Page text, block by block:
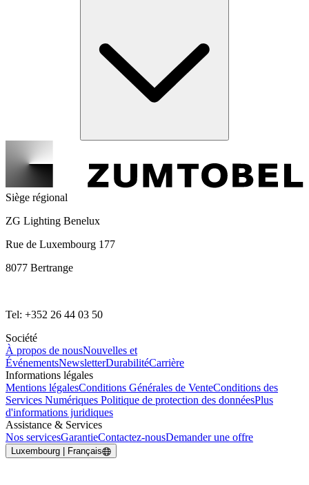
Siège régional
ZG Lighting Benelux
Rue de Luxembourg 177
8077 Bertrange
Tel: +352 26 44 03 50
Société
À propos de nousNouvelles et
ÉvénementsNewsletterDurabilitéCarrière
Informations légales
Mentions légalesConditions Générales de VenteConditions des
Services Numériques Politique de protection des donnéesPlus
d'informations juridiques
Assistance & Services
Nos servicesGarantieContactez-nousDemander une offre
Luxembourg | Français